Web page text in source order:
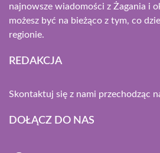
najnowsze wiadomości z Żagania i
możesz być na bieżąco z tym, co
regionie.
REDAKCJA
Skontaktuj się z nami przechodząc
DOŁĄCZ DO NAS